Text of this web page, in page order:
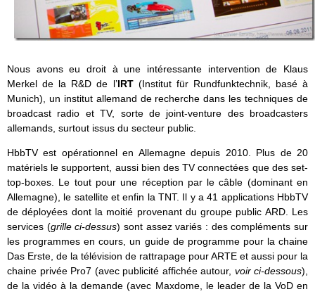
Nous avons eu droit à une intéressante intervention de Klaus
Merkel de la R&D de l’IRT (Institut für Rundfunktechnik, basé à
Munich), un institut allemand de recherche dans les techniques de
broadcast radio et TV, sorte de joint-venture des broadcasters
allemands, surtout issus du secteur public.
HbbTV est opérationnel en Allemagne depuis 2010. Plus de 20
matériels le supportent, aussi bien des TV connectées que des set-
top-boxes. Le tout pour une réception par le câble (dominant en
Allemagne), le satellite et enfin la TNT. Il y a 41 applications HbbTV
de déployées dont la moitié provenant du groupe public ARD. Les
services (grille ci-dessus) sont assez variés : des compléments sur
les programmes en cours, un guide de programme pour la chaine
Das Erste, de la télévision de rattrapage pour ARTE et aussi pour la
chaine privée Pro7 (avec publicité affichée autour, voir ci-dessous),
de la vidéo à la demande (avec Maxdome, le leader de la VoD en